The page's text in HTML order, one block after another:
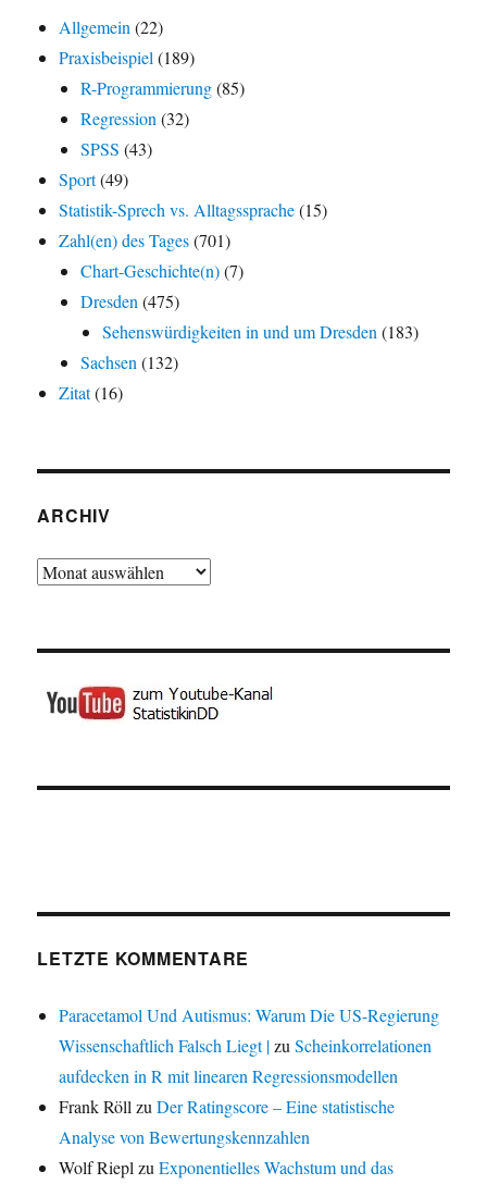
Allgemein (22)
Praxisbeispiel (189)
R-Programmierung(85)
Regression (32)
SPSS (43)
Sport(49)
Statistik-Sprech vs. Alltagssprache(15)
Zahl(en) des Tages(701)
Chart-Geschichte(n)(7)
Dresden (475)
Sehenswürdigkeiten in und um Dresden (183)
Sachsen (132)
Zitat(16)
ARCHIV
Archiv
LETZTE KOMMENTARE
Paracetamol Und Autismus: Warum Die US-Regierung
Wissenschaftlich Falsch Liegt |zuScheinkorrelationen
aufdecken in R mit linearen Regressionsmodellen
Frank Röll zuDer Ratingscore – Eine statistische
Analyse von Bewertungskennzahlen
Wolf Riepl zuExponentielles Wachstum und das